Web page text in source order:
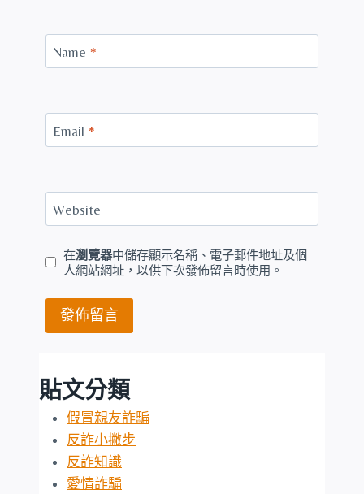
Name *
Email *
Website
在瀏覽器中儲存顯示名稱、電子郵件地址及個
人網站網址，以供下次發佈留言時使用。
貼文分類
假冒親友詐騙
反詐小撇步
反詐知識
愛情詐騙